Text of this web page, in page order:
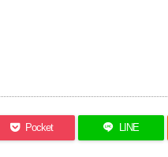
Pocket LINE